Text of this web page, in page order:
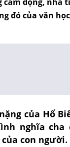
đó của văn học
của Hổ
nghĩa cha
con người.